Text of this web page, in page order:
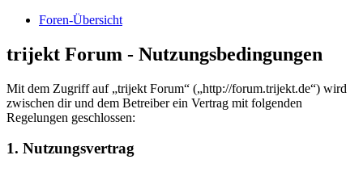
Foren-Übersicht
trijekt Forum - Nutzungsbedingungen
Mit dem Zugriff auf „trijekt Forum“ („http://forum.trijekt.de“) wird
zwischen dir und dem Betreiber ein Vertrag mit folgenden
Regelungen geschlossen:
1. Nutzungsvertrag